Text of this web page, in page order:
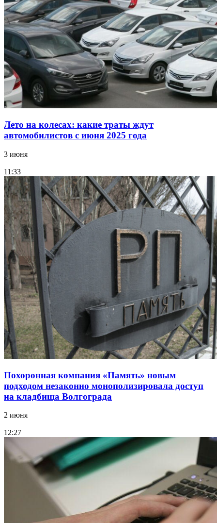
Лето на колесах: какие траты ждут
автомобилистов с июня 2025 года
3 июня
11:33
Похоронная компания «Память» новым
подходом незаконно монополизировала доступ
на кладбища Волгограда
2 июня
12:27